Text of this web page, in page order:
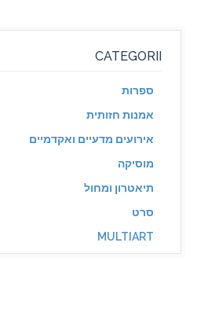
CATEGORII
ספרות
אמנות חזותית
אירועים מדעיים ואקדמיים
מוסיקה
תיאטרון ומחול
סרט
MULTIART